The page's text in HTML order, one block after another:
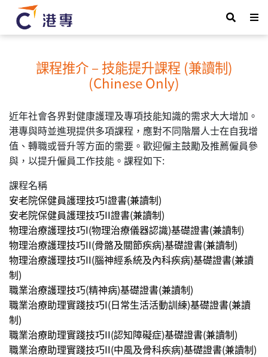
課程推介 – 技能提升課程 (兼讀制)
(Chinese Only)
近年社會各界對健康護理及專項技能知識的需求大大增加。
港專與時並進現提供多項課程，應對不同階層人士在自我增
值、轉職或晉升等方面的需要。歡迎僱主鼓勵及推薦僱員參
與，以提升僱員工作技能。課程如下:
課程名稱
安老院保健員護理技巧I證書(兼讀制)
安老院保健員護理技巧II證書(兼讀制)
物理治療護理技巧I(物理治療儀器認識)基礎證書(兼讀制)
物理治療護理技巧II(骨骼及關節疾病)基礎證書(兼讀制)
物理治療護理技巧II(腦神經系統及內科疾病)基礎證書(兼讀
制)
職業治療護理技巧(精神病)基礎證書(兼讀制)
職業治療助理實踐技巧I(日常生活活動訓練)基礎證書(兼讀
制)
職業治療助理實踐技巧II(認知障礙症)基礎證書(兼讀制)
職業治療助理實踐技巧II(中風及骨科疾病)基礎證書(兼讀制)